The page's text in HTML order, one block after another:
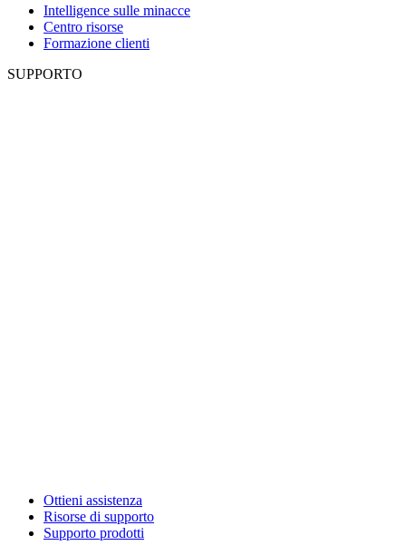
Intelligence sulle minacce
Centro risorse
Formazione clienti
SUPPORTO
Ottieni assistenza
Risorse di supporto
Supporto prodotti